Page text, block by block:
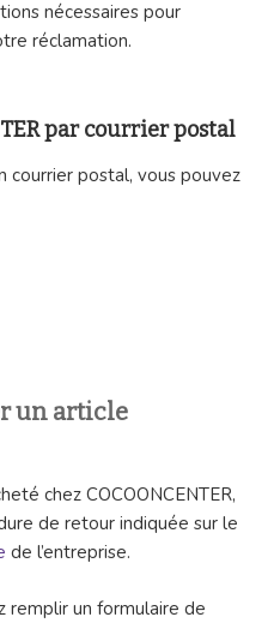
nécessaires pour
réclamation.
par courrier postal
courrier postal, vous pouvez
un article
chez COCOONCENTER,
de retour indiquée sur le
de l’entreprise.
remplir un formulaire de